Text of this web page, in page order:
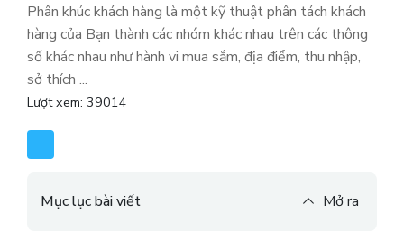
Phân khúc khách hàng là một kỹ thuật phân tách khách
hàng của Bạn thành các nhóm khác nhau trên các thông
số khác nhau như hành vi mua sắm, địa điểm, thu nhập,
sở thích ...
Lượt xem: 39014
Mục lục bài viết Mở ra